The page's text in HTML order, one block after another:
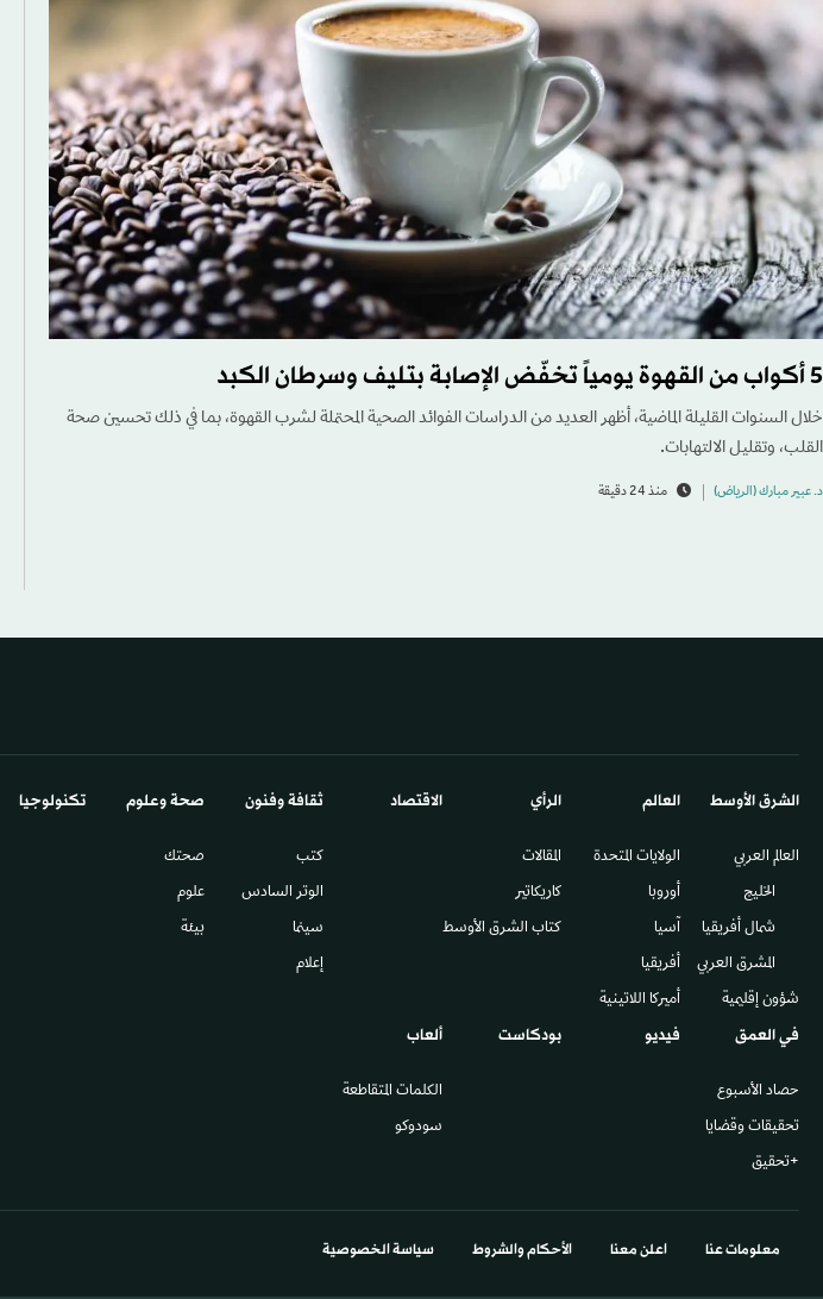
5 أكواب من القهوة يومياً تخفّض الإصابة بتليف وسرطان الكبد
خلال السنوات القليلة الماضية، أظهر العديد من الدراسات الفوائد الصحية المحتملة لشرب القهوة، بما في ذلك تحسين صحة
القلب، وتقليل الالتهابات.
د. عبير مبارك (الرياض) منذ 24 دقيقة
الشرق الأوسط​
العالم العربي
الخليج
شمال أفريقيا
المشرق العربي
شؤون إقليمية
العالم
الولايات المتحدة
أوروبا
آسيا
أفريقيا
أميركا اللاتينية
الرأي
المقالات
كاريكاتير
كتاب الشرق الأوسط
الاقتصاد ثقافة وفنون
كتب
الوتر السادس​
سينما
إعلام
صحة وعلوم
صحتك
علوم
بيئة
تكنولوجيا
في العمق
حصاد الأسبوع
تحقيقات وقضايا
+تحقيق
فيديو بودكاست ألعاب
الكلمات المتقاطعة
سودوكو
معلومات عنا اعلن معنا الأحكام والشروط سياسة الخصوصية